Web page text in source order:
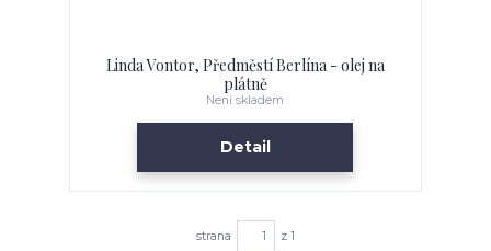
Linda Vontor, Předměstí Berlína - olej na
plátně
Není skladem
Detail
strana z 1